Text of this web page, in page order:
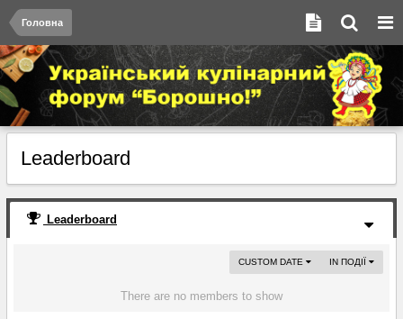
Головна
Leaderboard
Leaderboard
IN ПОДІЇ
CUSTOM DATE
There are no members to show